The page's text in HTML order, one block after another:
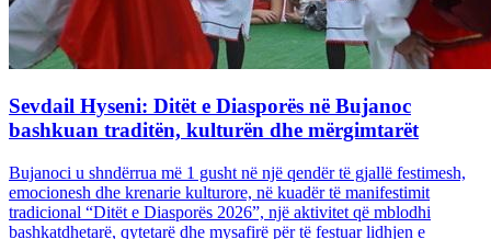
Sevdail Hyseni: Ditët e Diasporës në Bujanoc
bashkuan traditën, kulturën dhe mërgimtarët
Bujanoci u shndërrua më 1 gusht në një qendër të gjallë festimesh,
emocionesh dhe krenarie kulturore, në kuadër të manifestimit
tradicional “Ditët e Diasporës 2026”, një aktivitet që mblodhi
bashkatdhetarë, qytetarë dhe mysafirë për të festuar lidhjen e